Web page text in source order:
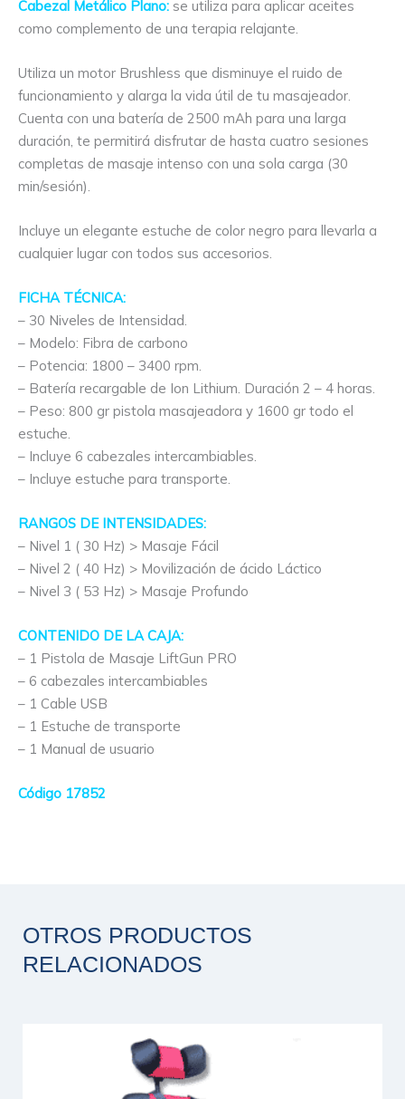
Cabezal Metálico Plano: se utiliza para aplicar aceites
como complemento de una terapia relajante.
Utiliza un motor Brushless que disminuye el ruido de
funcionamiento y alarga la vida útil de tu masajeador.
Cuenta con una batería de 2500 mAh para una larga
duración, te permitirá disfrutar de hasta cuatro sesiones
completas de masaje intenso con una sola carga (30
min/sesión).
Incluye un elegante estuche de color negro para llevarla a
cualquier lugar con todos sus accesorios.
FICHA TÉCNICA:
– 30 Niveles de Intensidad.
– Modelo: Fibra de carbono
– Potencia: 1800 – 3400 rpm.
– Batería recargable de Ion Lithium. Duración 2 – 4 horas.
– Peso: 800 gr pistola masajeadora y 1600 gr todo el
estuche.
– Incluye 6 cabezales intercambiables.
– Incluye estuche para transporte.
RANGOS DE INTENSIDADES:
– Nivel 1 ( 30 Hz) > Masaje Fácil
– Nivel 2 ( 40 Hz) > Movilización de ácido Láctico
– Nivel 3 ( 53 Hz) > Masaje Profundo
CONTENIDO DE LA CAJA:
– 1 Pistola de Masaje LiftGun PRO
– 6 cabezales intercambiables
– 1 Cable USB
– 1 Estuche de transporte
– 1 Manual de usuario
Código 17852
OTROS PRODUCTOS
RELACIONADOS